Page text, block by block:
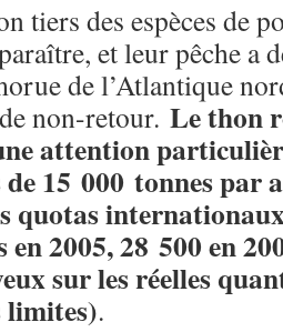
tiers des espèces de
et leur pêche a
de l’Atlantique
non-retour. Le thon
attention
15 000 tonnes par
quotas
2005, 28 500 en
sur les réelles
limites).